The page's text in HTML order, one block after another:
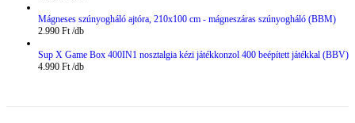
Mágneses szúnyogháló ajtóra, 210x100 cm - mágneszáras szúnyogháló (BBM)
2.990 Ft
Sup X Game Box 400IN1 nosztalgia kézi játékkonzol 400 beépített játékkal (BBV)
4.990 Ft